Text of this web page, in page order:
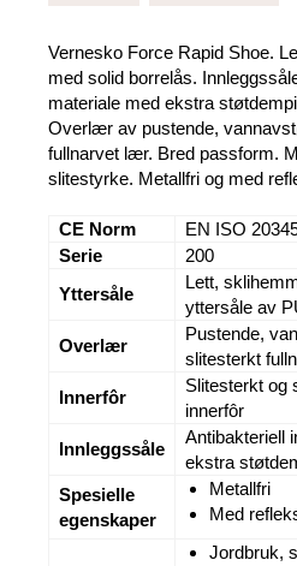
Vernesko Force Rapid Shoe.
med solid borrelås.
materiale med ekstra
Overlær av pustende,
fullnarvet lær. Bred passform.
slitestyrke. Metallfri og med
CE Norm
EN ISO
Serie
200
Yttersåle
Lett,
yttersåle av
Overlær
Pustende,
slitesterkt
Innerfôr
Slitesterkt og
innerfôr
Innleggssåle
Antibakteriell
ekstra
Spesielle
egenskaper
Metallfri
Med
Jordbruk,